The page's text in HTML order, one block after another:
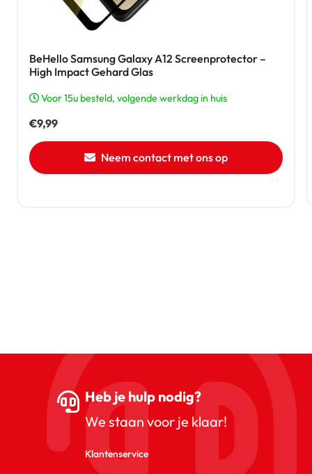
BeHello Samsung Galaxy A12 Screenprotector –
High Impact Gehard Glas
Voor 15u besteld, volgende werkdag in huis
€9,99
Neem contact met ons op
Heb je hulp nodig?
We staan voor je klaar!
Klantenservice